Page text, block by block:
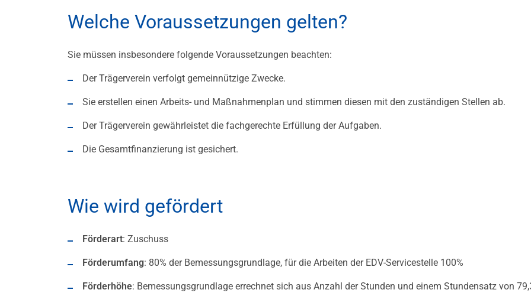
Welche Voraussetzungen gelten?
Sie müssen insbesondere folgende Voraussetzungen beachten:
Der Trägerverein verfolgt gemeinnützige Zwecke.
Sie erstellen einen Arbeits- und Maßnahmenplan und stimmen diesen mit den zuständigen Stellen ab.
Der Trägerverein gewährleistet die fachgerechte Erfüllung der Aufgaben.
Die Gesamtfinanzierung ist gesichert.
Wie wird gefördert
Förderart: Zuschuss
Förderumfang: 80% der Bemessungsgrundlage, für die Arbeiten der EDV-Servicestelle 100%
Förderhöhe: Bemessungsgrundlage errechnet sich aus Anzahl der Stunden und einem Stundensatz von